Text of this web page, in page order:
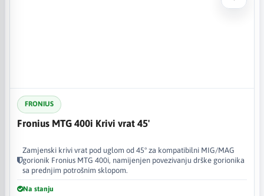
FRONIUS
Fronius MTG 400i Krivi vrat 45'
Zamjenski krivi vrat pod uglom od 45° za kompatibilni MIG/MAG
gorionik Fronius MTG 400i, namijenjen povezivanju drške gorionika
sa prednjim potrošnim sklopom.
Na stanju